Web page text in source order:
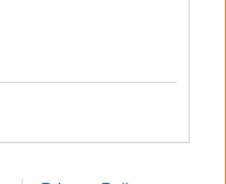
éjjel-nappal
fegyvergyártás